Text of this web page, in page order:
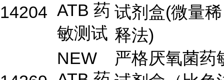
14204 ATB 药
敏测试
试剂盒(微量稀
释法)
NEW
严格厌氧菌药